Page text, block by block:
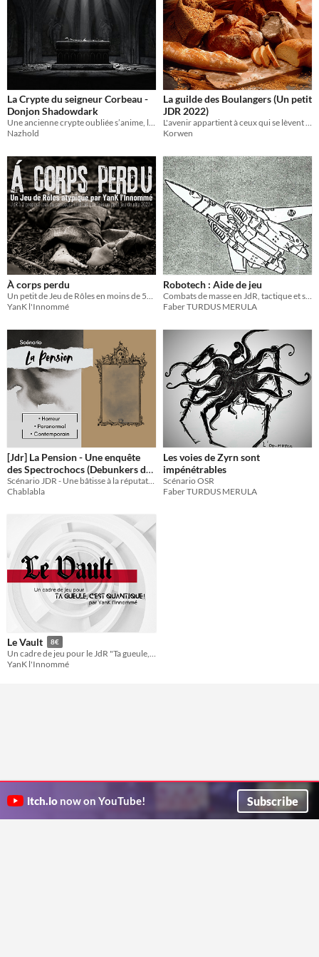
La Crypte du seigneur Corbeau -
Donjon Shadowdark
Une ancienne crypte oubliée s’anime, le culte de Simok investit les lieux pour y effectuer une sombre expérience.
Nazhold
La guilde des Boulangers (Un petit
JDR 2022)
L'avenir appartient à ceux qui se lèvent tôt ...
Korwen
À corps perdu
YanK l'Innommé
Robotech : Aide de jeu
Faber TURDUS MERULA
[Jdr] La Pension - Une enquête
des Spectrochocs (Debunkers du
paranormal)
Chablabla
Les voies de Zyrn sont
impénétrables
Scénario OSR
Faber TURDUS MERULA
Le Vault 8€
Un cadre de jeu pour le JdR "Ta gueule, c’est quantique !"
YanK l'Innommé
itch.io now on YouTube! Subscribe